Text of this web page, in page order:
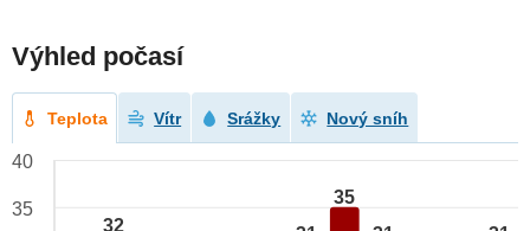
Výhled počasí
Teplota Vítr Srážky Nový sníh
32
35
40
35